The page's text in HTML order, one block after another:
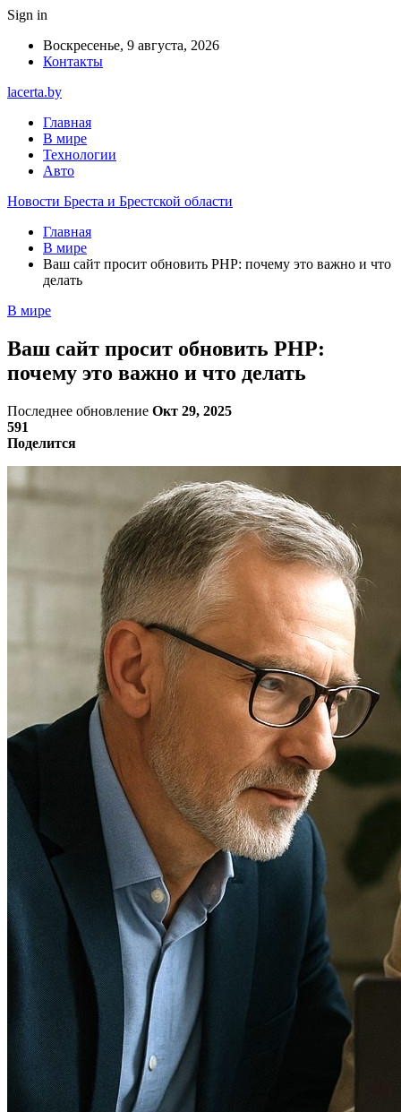
Sign in
Воскресенье, 9 августа, 2026
Контакты
lacerta.by
Главная
В мире
Технологии
Авто
Новости Бреста и Брестской области
Главная
В мире
Ваш сайт просит обновить PHP: почему это важно и что
делать
В мире
Ваш сайт просит обновить PHP:
почему это важно и что делать
Последнее обновление Окт 29, 2025
591
Поделится